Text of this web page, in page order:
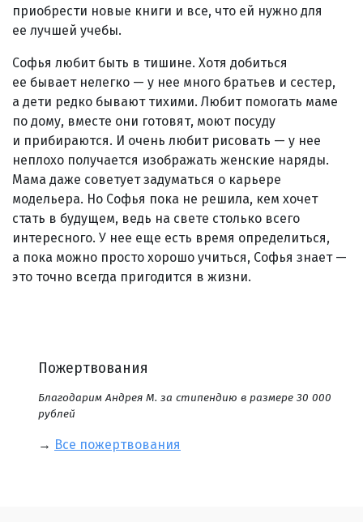
приобрести новые книги и все, что ей нужно для
ее лучшей учебы.
Софья любит быть в тишине. Хотя добиться
ее бывает нелегко — у нее много братьев и сестер,
а дети редко бывают тихими. Любит помогать маме
по дому, вместе они готовят, моют посуду
и прибираются. И очень любит рисовать — у нее
неплохо получается изображать женские наряды.
Мама даже советует задуматься о карьере
модельера. Но Софья пока не решила, кем хочет
стать в будущем, ведь на свете столько всего
интересного. У нее еще есть время определиться,
а пока можно просто хорошо учиться, Софья знает —
это точно всегда пригодится в жизни.
Пожертвования
Благодарим Андрея М. за стипендию в размере 30 000
рублей
→ Все пожертвования